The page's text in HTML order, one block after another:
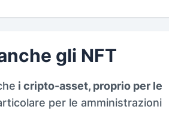
gli NFT
i cripto-asset, proprio per le
per le amministrazioni